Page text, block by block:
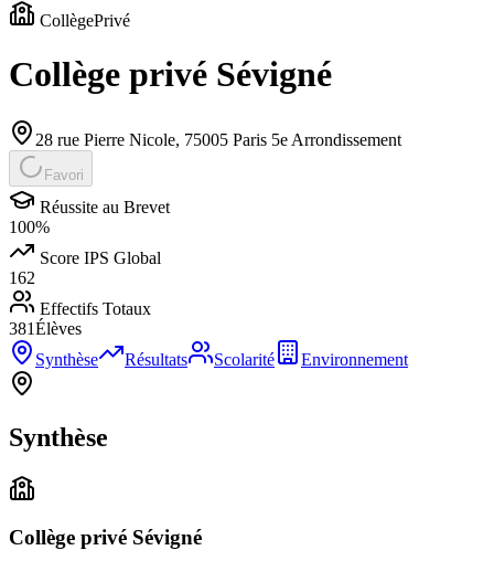
CollègePrivé
Collège privé Sévigné
28 rue Pierre Nicole, 75005 Paris 5e Arrondissement
Favori
Réussite au Brevet
100%
Score IPS Global
162
Effectifs Totaux
381Élèves
Synthèse
Résultats Scolarité Environnement
Synthèse
Collège privé Sévigné